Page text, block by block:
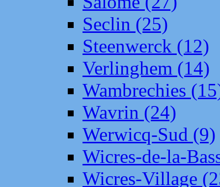
Seclin (25)
Steenwerck (12)
Verlinghem (14)
Wambrechies
Wavrin (24)
Werwicq-Sud (9)
Wicres-de-la-
Wicres-Village